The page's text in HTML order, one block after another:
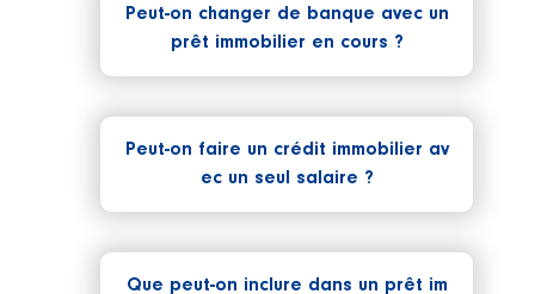
Peut-on changer de banque avec un
prêt immobilier en cours ?
Peut-on faire un crédit immobilier av
ec un seul salaire ?
Que peut-on inclure dans un prêt im